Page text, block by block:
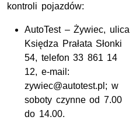
kontroli pojazdów:
AutoTest – Żywiec, ulica
Księdza Prałata Słonki
54, telefon 33 861 14
12, e-mail:
zywiec@autotest.pl; w
soboty czynne od 7.00
do 14.00.